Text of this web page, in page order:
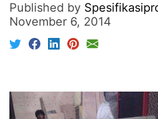
Published by
November 6, 2014